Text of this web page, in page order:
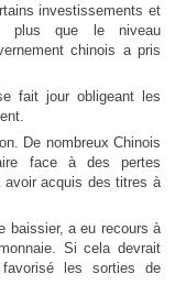
investissements et
plus que le niveau
chinois a pris
fait jour obligeant les
De nombreux Chinois
face à des pertes
avoir acquis des titres à
baissier, a eu recours à
Si cela devrait
les sorties de